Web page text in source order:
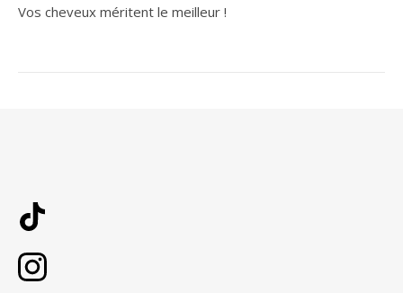
Vos cheveux méritent le meilleur !